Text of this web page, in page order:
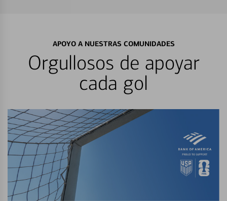
APOYO A NUESTRAS COMUNIDADES
Orgullosos de apoyar
cada gol